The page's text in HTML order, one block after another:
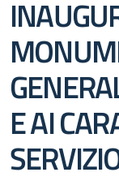
E AI